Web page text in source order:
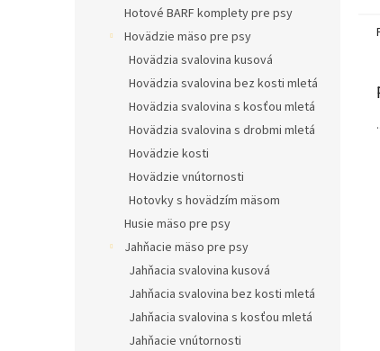
Hotové BARF komplety pre psy
Hovädzie mäso pre psy
Hovädzia svalovina kusová
Hovädzia svalovina bez kosti mletá
Hovädzia svalovina s kosťou mletá
Hovädzia svalovina s drobmi mletá
Hovädzie kosti
Hovädzie vnútornosti
Hotovky s hovädzím mäsom
Husie mäso pre psy
Jahňacie mäso pre psy
Jahňacia svalovina kusová
Jahňacia svalovina bez kosti mletá
Jahňacia svalovina s kosťou mletá
Jahňacie vnútornosti